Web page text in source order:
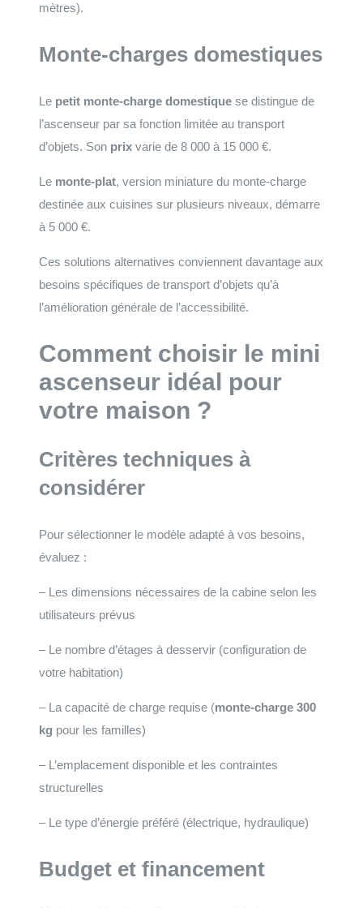
mètres).
Monte-charges domestiques
Le petit monte-charge domestique se distingue de
l’ascenseur par sa fonction limitée au transport
d’objets. Son prix varie de 8 000 à 15 000 €.
Le monte-plat, version miniature du monte-charge
destinée aux cuisines sur plusieurs niveaux, démarre
à 5 000 €.
Ces solutions alternatives conviennent davantage aux
besoins spécifiques de transport d’objets qu’à
l’amélioration générale de l’accessibilité.
Comment choisir le mini
ascenseur idéal pour
votre maison ?
Critères techniques à
considérer
Pour sélectionner le modèle adapté à vos besoins,
évaluez :
– Les dimensions nécessaires de la cabine selon les
utilisateurs prévus
– Le nombre d’étages à desservir (configuration de
votre habitation)
– La capacité de charge requise (monte-charge 300
kg pour les familles)
– L’emplacement disponible et les contraintes
structurelles
– Le type d’énergie préféré (électrique, hydraulique)
Budget et financement